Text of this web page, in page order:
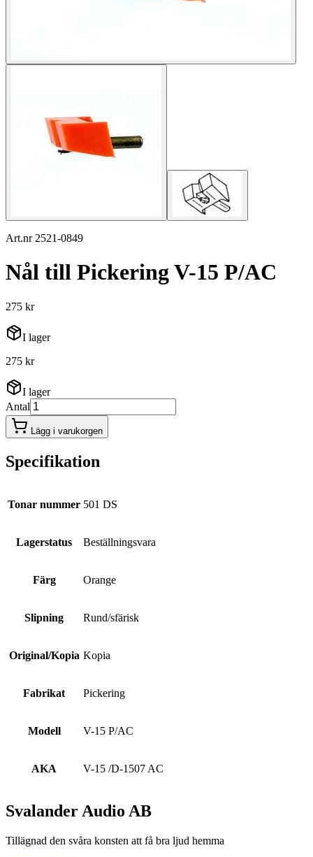
Art.nr 2521-0849
Nål till Pickering V-15 P/AC
275 kr
I lager
275 kr
I lager
Antal
Lägg i varukorgen
Specifikation
Tonar nummer 501 DS
Lagerstatus Beställningsvara
Färg Orange
Slipning Rund/sfärisk
Original/Kopia Kopia
Fabrikat Pickering
Modell V-15 P/AC
AKA V-15 /D-1507 AC
Svalander Audio AB
Tillägnad den svåra konsten att få bra ljud hemma